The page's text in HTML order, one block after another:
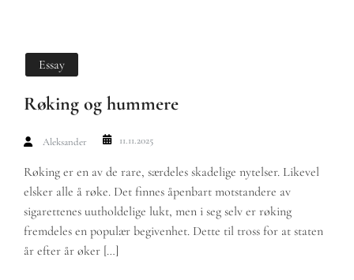
Essay
Røking og hummere
Aleksander 11.11.2025
Røking er en av de rare, særdeles skadelige nytelser. Likevel
elsker alle å røke. Det finnes åpenbart motstandere av
sigarettenes uutholdelige lukt, men i seg selv er røking
fremdeles en populær begivenhet. Dette til tross for at staten
år efter år øker […]